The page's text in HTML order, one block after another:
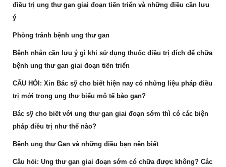
điều trị ung thư gan giai đoạn tiến triển và những điều cần lưu
ý
Phòng tránh bệnh ung thư gan
Bệnh nhân cần lưu ý gì khi sử dụng thuốc điều trị đích để chữa
bệnh ung thư gan giai đoạn tiến triển
CÂU HỎI: Xin Bác sỹ cho biết hiện nay có những liệu pháp điều
trị mới trong ung thư biểu mô tế bào gan?
Bác sỹ cho biết với ung thư gan giai đoạn sớm thì có các biện
pháp điều trị như thế nào?
Bệnh ung thư Gan và những điều bạn nên biết
Câu hỏi: Ung thư gan giai đoạn sớm có chữa được không? Các